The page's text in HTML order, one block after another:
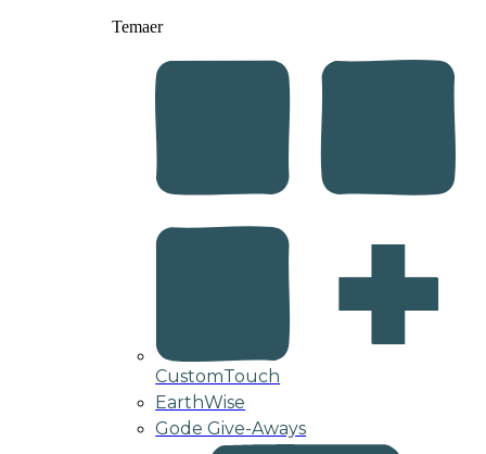
Temaer
CustomTouch
EarthWise
Gode Give-Aways